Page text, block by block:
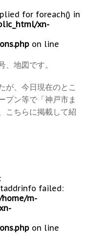
for foreach() in
xn-
on line
地図です。
が、今日現在のとこ
プン等で「神戸市ま
こちらに掲載して紹
failed:
home/m-
on line